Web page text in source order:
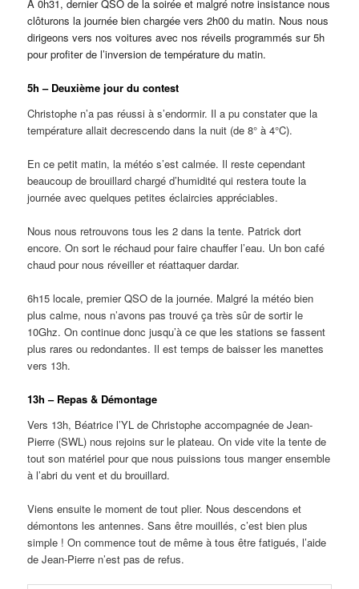
A 0h31, dernier QSO de la soirée et malgré notre insistance nous
clôturons la journée bien chargée vers 2h00 du matin. Nous nous
dirigeons vers nos voitures avec nos réveils programmés sur 5h
pour profiter de l’inversion de température du matin.
5h – Deuxième jour du contest
Christophe n’a pas réussi à s’endormir. Il a pu constater que la
température allait decrescendo dans la nuit (de 8° à 4°C).
En ce petit matin, la météo s’est calmée. Il reste cependant
beaucoup de brouillard chargé d’humidité qui restera toute la
journée avec quelques petites éclaircies appréciables.
Nous nous retrouvons tous les 2 dans la tente. Patrick dort
encore. On sort le réchaud pour faire chauffer l’eau. Un bon café
chaud pour nous réveiller et réattaquer dardar.
6h15 locale, premier QSO de la journée. Malgré la météo bien
plus calme, nous n’avons pas trouvé ça très sûr de sortir le
10Ghz. On continue donc jusqu’à ce que les stations se fassent
plus rares ou redondantes. Il est temps de baisser les manettes
vers 13h.
13h – Repas & Démontage
Vers 13h, Béatrice l’YL de Christophe accompagnée de Jean-
Pierre (SWL) nous rejoins sur le plateau. On vide vite la tente de
tout son matériel pour que nous puissions tous manger ensemble
à l’abri du vent et du brouillard.
Viens ensuite le moment de tout plier. Nous descendons et
démontons les antennes. Sans être mouillés, c’est bien plus
simple ! On commence tout de même à tous être fatigués, l’aide
de Jean-Pierre n’est pas de refus.